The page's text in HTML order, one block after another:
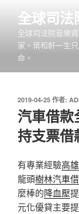
全球司法
全球司法院音樂
家。葉和軒一生
命。
發
佈
於
2019-04-25 作者:
汽車借款
持支票借
有專業經驗高
龍頭樹林汽車
麼棒的降血壓
元化優貸主要